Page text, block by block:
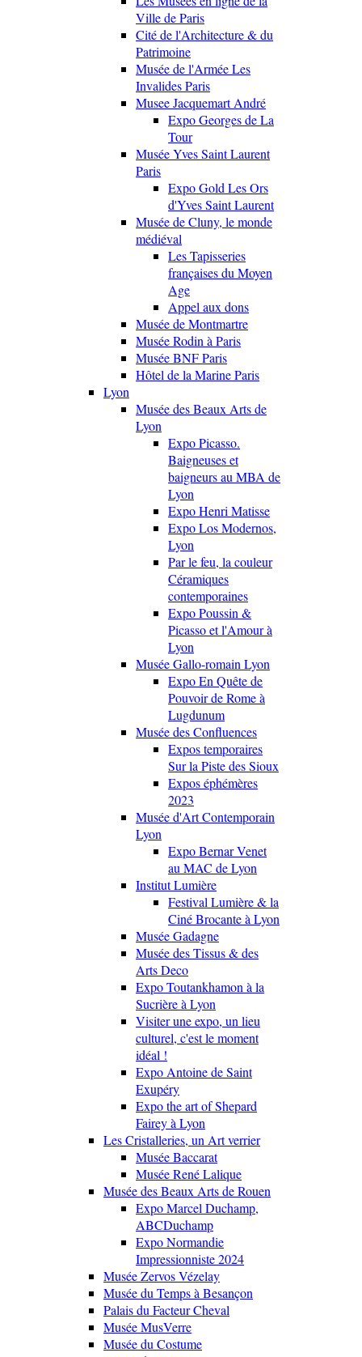
Ville de Paris
Cité de l'Architecture & du
Patrimoine
Musée de l'Armée Les
Invalides Paris
Musee Jacquemart André
Expo Georges de La
Tour
Musée Yves Saint Laurent
Paris
Expo Gold Les Ors
d'Yves Saint Laurent
Musée de Cluny, le monde
médiéval
Les Tapisseries
françaises du Moyen
Age
Appel aux dons
Musée de Montmartre
Musée Rodin à Paris
Musée BNF Paris
Hôtel de la Marine Paris
Lyon
Musée des Beaux Arts de
Lyon
Expo Picasso.
Baigneuses et
baigneurs au MBA de
Lyon
Expo Henri Matisse
Expo Los Modernos,
Lyon
Par le feu, la couleur
Céramiques
contemporaines
Expo Poussin &
Picasso et l'Amour à
Lyon
Musée Gallo-romain Lyon
Expo En Quête de
Pouvoir de Rome à
Lugdunum
Musée des Confluences
Expos temporaires
Sur la Piste des Sioux
Expos éphémères
2023
Musée d'Art Contemporain
Lyon
Expo Bernar Venet
au MAC de Lyon
Institut Lumière
Festival Lumière & la
Ciné Brocante à Lyon
Musée Gadagne
Musée des Tissus & des
Arts Deco
Expo Toutankhamon à la
Sucrière à Lyon
Visiter une expo, un lieu
culturel, c'est le moment
idéal !
Expo Antoine de Saint
Exupéry
Expo the art of Shepard
Fairey à Lyon
Les Cristalleries, un Art verrier
Musée Baccarat
Musée René Lalique
Musée des Beaux Arts de Rouen
Expo Marcel Duchamp,
ABCDuchamp
Expo Normandie
Impressionniste 2024
Musée Zervos Vézelay
Musée du Temps à Besançon
Palais du Facteur Cheval
Musée MusVerre
Musée du Costume